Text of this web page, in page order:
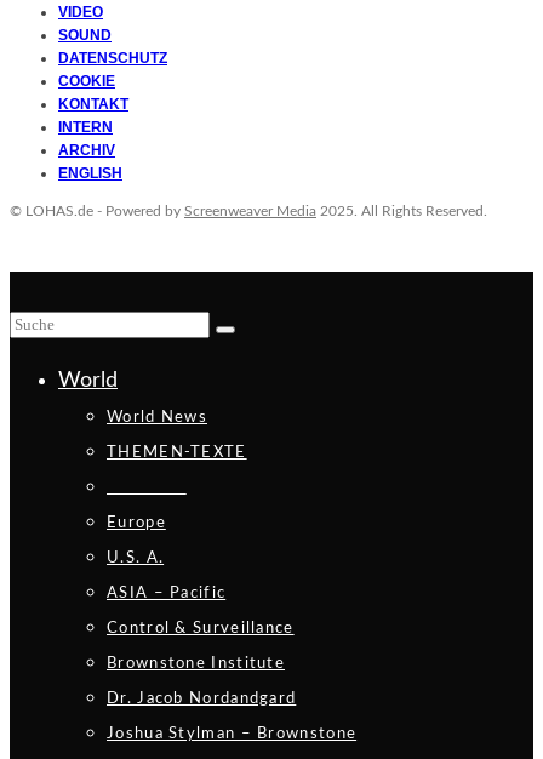
VIDEO
SOUND
DATENSCHUTZ
COOKIE
KONTAKT
INTERN
ARCHIV
ENGLISH
© LOHAS.de - Powered by Screenweaver Media 2025. All Rights Reserved.
World
World News
THEMEN-TEXTE
Europe
U.S. A.
ASIA – Pacific
Control & Surveillance
Brownstone Institute
Dr. Jacob Nordandgard
Joshua Stylman – Brownstone